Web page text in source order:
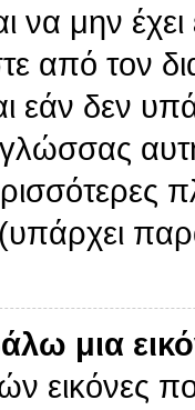
να μην
από τον
εάν δεν
μια
εικόνες